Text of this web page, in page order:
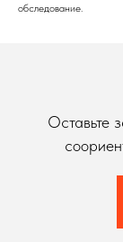
обследование.
Оставьте